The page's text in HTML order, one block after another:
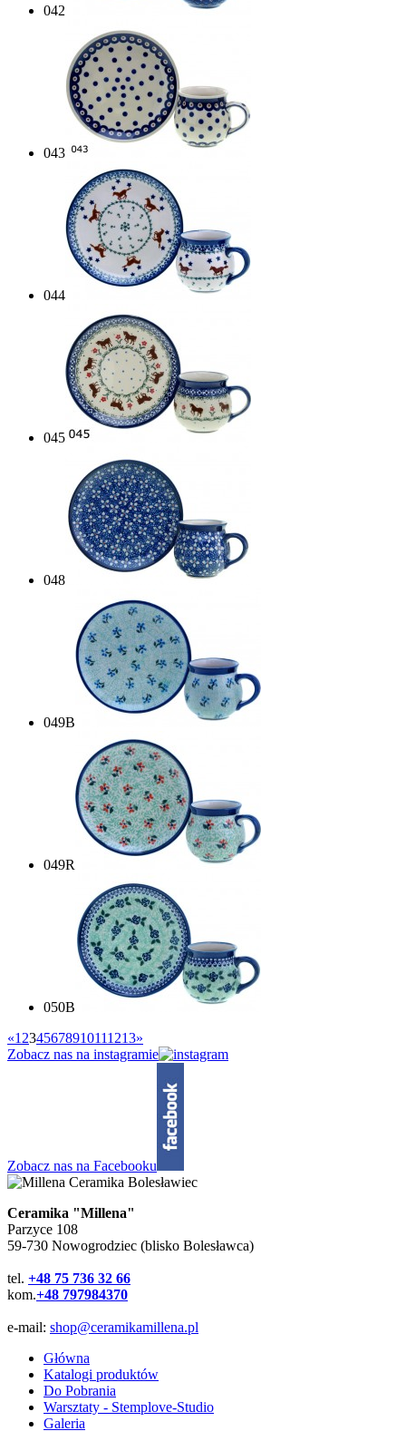
042
043
044
045
048
049B
049R
050B
«1 2345678910111213»
Zobacz nas na instagramie
Zobacz nas na Facebooku
Ceramika "Millena"
Parzyce 108
59-730 Nowogrodziec (blisko Bolesławca)
tel. +48 75 736 32 66
kom.+48 797984370
e-mail: shop@ceramikamillena.pl
Główna
Katalogi produktów
Do Pobrania
Warsztaty - Stemplove-Studio
Galeria